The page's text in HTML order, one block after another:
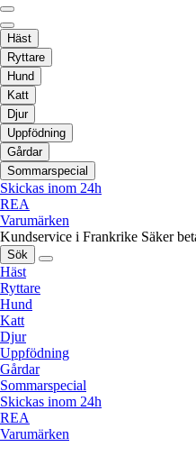
Häst
Ryttare
Hund
Katt
Djur
Uppfödning
Gårdar
Sommarspecial
Skickas inom 24h
REA
Varumärken
Kundservice i Frankrike Säker
Sök
Häst
Ryttare
Hund
Katt
Djur
Uppfödning
Gårdar
Sommarspecial
Skickas inom 24h
REA
Varumärken